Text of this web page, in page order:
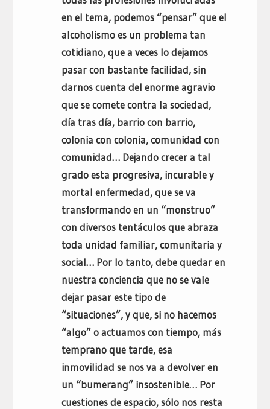
en el tema, podemos “pensar” que el
alcoholismo es un problema tan
cotidiano, que a veces lo dejamos
pasar con bastante facilidad, sin
darnos cuenta del enorme agravio
que se comete contra la sociedad,
día tras día, barrio con barrio,
colonia con colonia, comunidad con
comunidad… Dejando crecer a tal
grado esta progresiva, incurable y
mortal enfermedad, que se va
transformando en un “monstruo”
con diversos tentáculos que abraza
toda unidad familiar, comunitaria y
social… Por lo tanto, debe quedar en
nuestra conciencia que no se vale
dejar pasar este tipo de
“situaciones”, y que, si no hacemos
“algo” o actuamos con tiempo, más
temprano que tarde, esa
inmovilidad se nos va a devolver en
un “bumerang” insostenible… Por
cuestiones de espacio, sólo nos resta